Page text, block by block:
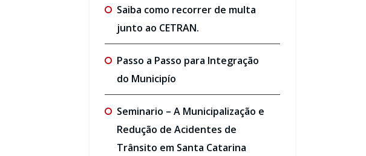
Saiba como recorrer de multa
junto ao CETRAN.
Passo a Passo para Integração
do Municipío
Seminario – A Municipalização e
Redução de Acidentes de
Trânsito em Santa Catarina